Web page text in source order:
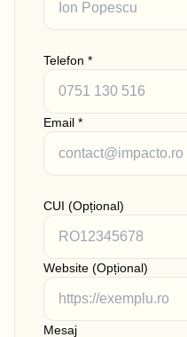
Telefon *
Email *
CUI (Opțional)
Website (Opțional)
Mesaj